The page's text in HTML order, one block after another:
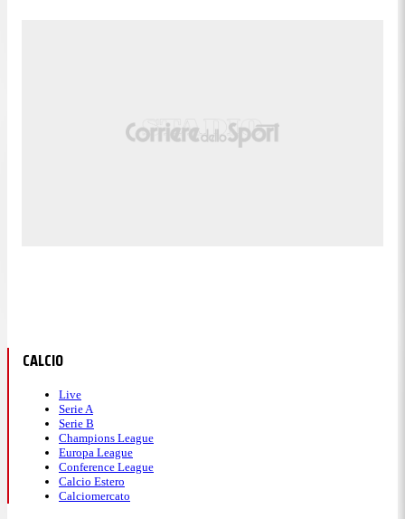
CALCIO
Live
Serie A
Serie B
Champions League
Europa League
Conference League
Calcio Estero
Calciomercato